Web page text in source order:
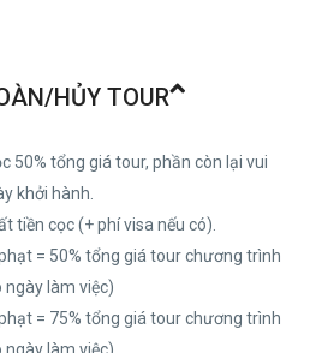
HỦY TOUR
50% tổng giá tour, phần còn lại vui
khởi hành.
tiền cọc (+ phí visa nếu có).
= 50% tổng giá tour chương trình
ngày làm việc)
= 75% tổng giá tour chương trình